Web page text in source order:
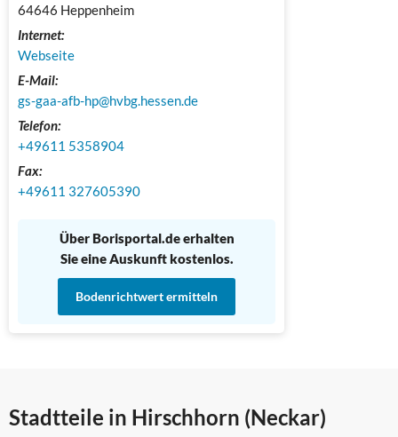
64646 Heppenheim
Internet:
Webseite
E-Mail:
gs-gaa-afb-hp@hvbg.hessen.de
Telefon:
+49611 5358904
Fax:
+49611 327605390
Über Borisportal.de erhalten
Sie eine Auskunft kostenlos.
Bodenrichtwert ermitteln
Stadtteile in Hirschhorn (Neckar)